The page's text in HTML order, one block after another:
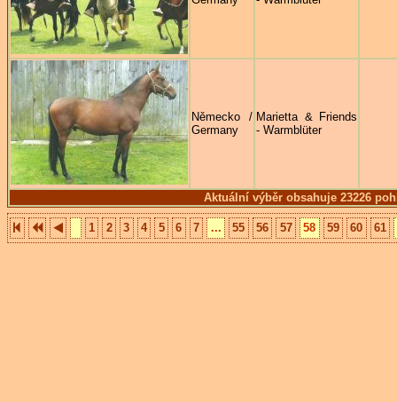
Aktuální výběr obsahuje 23226
Německo /
Germany
Marietta & Friends
- Warmblüter
1 2 3 4 5 6 7 ... 55 56 57 58 59 60 61